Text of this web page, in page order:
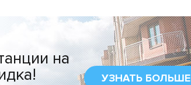
на
УЗНАТЬ БОЛЬШЕ